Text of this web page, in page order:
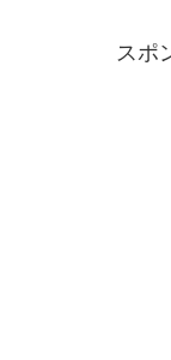
スポ